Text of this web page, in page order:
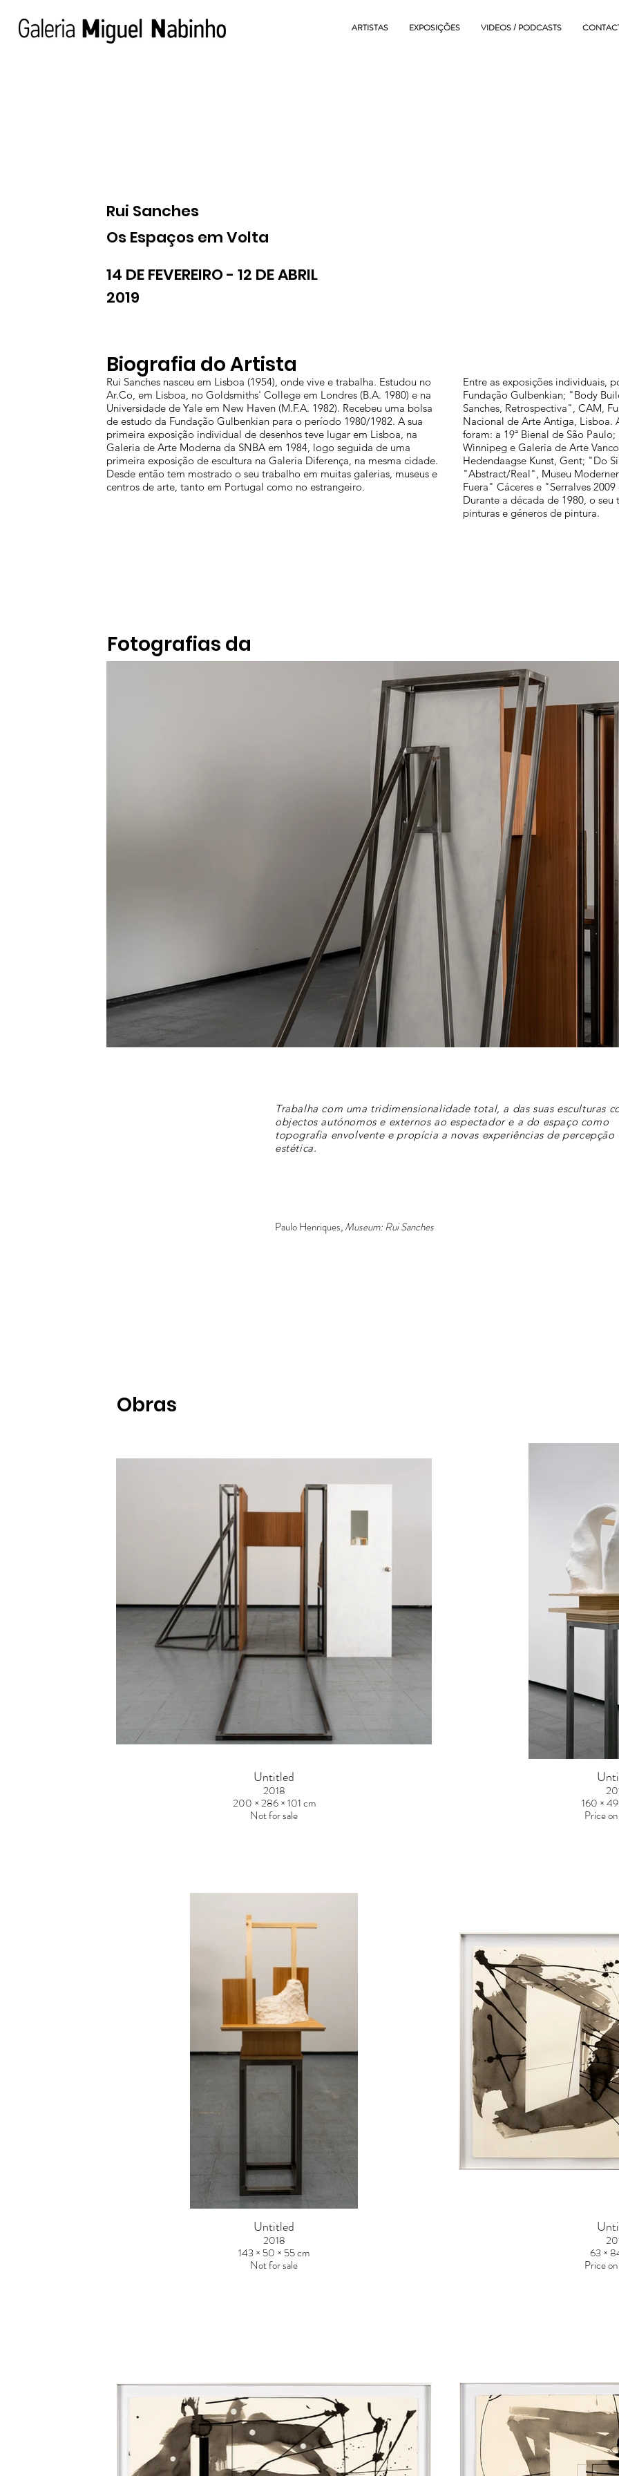
ARTISTAS EXPOSIÇÕES VIDEOS / PODCASTS
Rui Sanches
Os Espaços em Volta
14 DE FEVEREIRO - 12 DE ABRIL
2019
Fotografias da
Obras
Untitled
2018
200 × 286 × 101 cm
Not for sale
160 ×
Price
Untitled
2018
143 × 50 × 55 cm
Not for sale
63 ×
Price
Entre as exposições individuais,
Fundação Gulbenkian; "Body
Sanches, Retrospectiva", CAM,
Nacional de Arte Antiga, Lisboa.
foram: a 19ª Bienal de São
Winnipeg e Galeria de Arte
Hedendaagse Kunst, Gent; "Do
"Abstract/Real", Museu
Fuera" Cáceres e "Serralves
Durante a década de 1980, o
pinturas e géneros de pintura.
Rui Sanches nasceu em Lisboa (1954), onde vive e trabalha. Estudou no
Ar.Co, em Lisboa, no Goldsmiths' College em Londres (B.A. 1980) e na
Universidade de Yale em New Haven (M.F.A. 1982). Recebeu uma bolsa
de estudo da Fundação Gulbenkian para o período 1980/1982. A sua
primeira exposição individual de desenhos teve lugar em Lisboa, na
Galeria de Arte Moderna da SNBA em 1984, logo seguida de uma
primeira exposição de escultura na Galeria Diferença, na mesma cidade.
Desde então tem mostrado o seu trabalho em muitas galerias, museus e
centros de arte, tanto em Portugal como no estrangeiro.
Biografia do Artista
Trabalha com uma tridimensionalidade total, a das suas esculturas
objectos autónomos e externos ao espectador e a do espaço como
topografia envolvente e propícia a novas experiências de percepção
estética.
Paulo Henriques,Museum: Rui Sanches